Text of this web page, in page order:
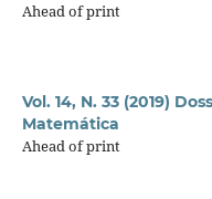
Ahead of print
Vol. 14, N. 33 (2019)
Matemática
Ahead of print